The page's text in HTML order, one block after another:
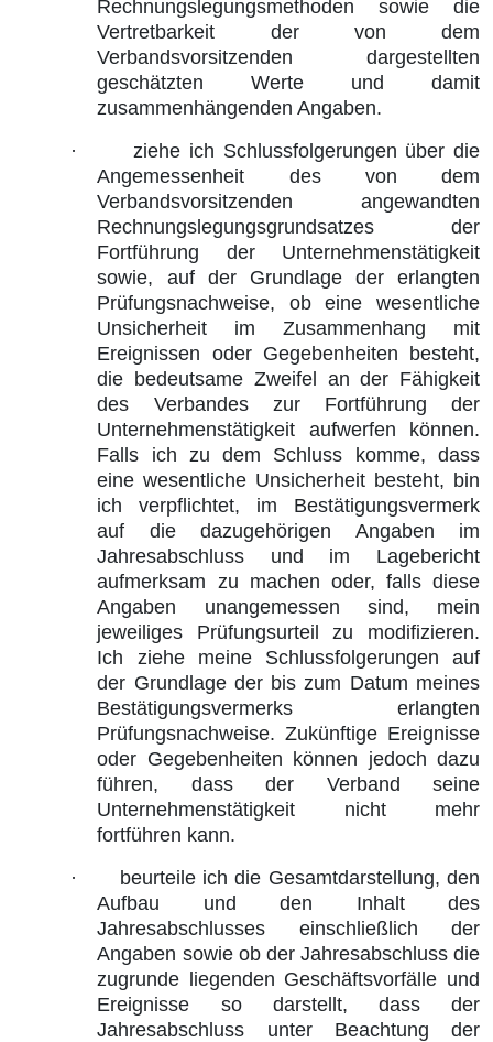
Rechnungslegungsmethoden sowie die
Vertretbarkeit der von dem
Verbandsvorsitzenden dargestellten
geschätzten Werte und damit
zusammenhängenden Angaben.
·
ziehe ich Schlussfolgerungen über die
Angemessenheit des von dem
Verbandsvorsitzenden angewandten
Rechnungslegungsgrundsatzes der
Fortführung der Unternehmenstätigkeit
sowie, auf der Grundlage der erlangten
Prüfungsnachweise, ob eine wesentliche
Unsicherheit im Zusammenhang mit
Ereignissen oder Gegebenheiten besteht,
die bedeutsame Zweifel an der Fähigkeit
des Verbandes zur Fortführung der
Unternehmenstätigkeit aufwerfen können.
Falls ich zu dem Schluss komme, dass
eine wesentliche Unsicherheit besteht, bin
ich verpflichtet, im Bestätigungsvermerk
auf die dazugehörigen Angaben im
Jahresabschluss und im Lagebericht
aufmerksam zu machen oder, falls diese
Angaben unangemessen sind, mein
jeweiliges Prüfungsurteil zu modifizieren.
Ich ziehe meine Schlussfolgerungen auf
der Grundlage der bis zum Datum meines
Bestätigungsvermerks erlangten
Prüfungsnachweise. Zukünftige Ereignisse
oder Gegebenheiten können jedoch dazu
führen, dass der Verband seine
Unternehmenstätigkeit nicht mehr
fortführen kann.
·
beurteile ich die Gesamtdarstellung, den
Aufbau und den Inhalt des
Jahresabschlusses einschließlich der
Angaben sowie ob der Jahresabschluss die
zugrunde liegenden Geschäftsvorfälle und
Ereignisse so darstellt, dass der
Jahresabschluss unter Beachtung der